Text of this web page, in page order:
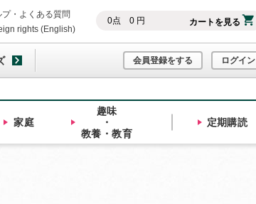
0点 0円 カートを見る
プ・よくある質問
rights (English)
会員登録をする ログイン
家庭
趣味
・
教養・教育
定期購読